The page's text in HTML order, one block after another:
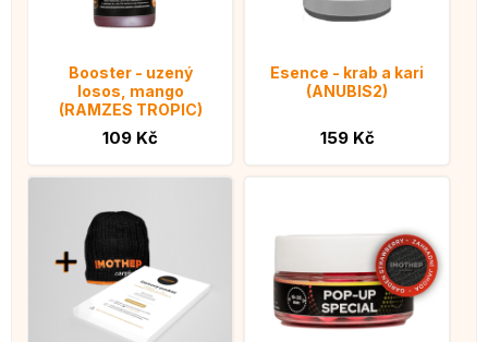
Booster - uzený
losos, mango
(RAMZES TROPIC)
109 Kč
Esence - krab a kari
(ANUBIS2)
159 Kč